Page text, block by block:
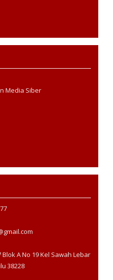
Media Siber
A No 19 Kel Sawah Lebar
38228